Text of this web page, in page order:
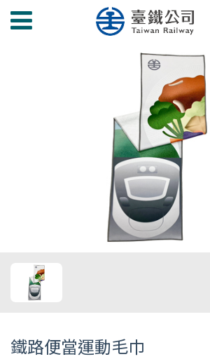
臺
鐵路便當運動毛巾